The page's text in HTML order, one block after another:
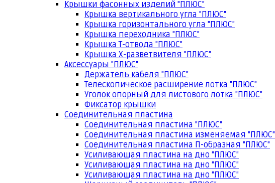
Крышки фасонных изделий "ПЛЮС"
Крышка вертикального угла "ПЛЮС"
Крышка горизонтального угла "ПЛЮС"
Крышка переходника "ПЛЮС"
Крышка Т-отвода "ПЛЮС"
Крышка Х-разветвителя "ПЛЮС"
Аксессуары "ПЛЮС"
Держатель кабеля "ПЛЮС"
Телескопическое расширение лотка "ПЛЮС"
Уголок опорный для листового лотка "ПЛЮС"
Фиксатор крышки
Соединительная пластина
Соединительная пластина "ПЛЮС"
Соединительная пластина изменяемая "ПЛЮС"
Соединительная пластина П-образная "ПЛЮС"
Усиливающая пластина на дно "ПЛЮС"
Усиливающая пластина на дно "ПЛЮС"
Усиливающая пластина на дно "ПЛЮС"